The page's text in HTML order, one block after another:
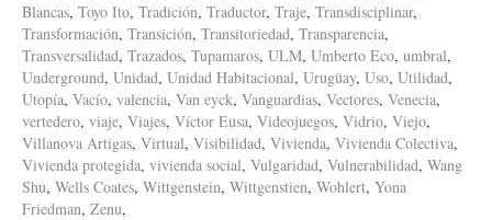
Blancas, Toyo Ito, Tradición, Traductor, Traje, Transdisciplinar,
Transformación, Transición, Transitoriedad, Transparencia,
Transversalidad, Trazados, Tupamaros, ULM, Umberto Eco, umbral,
Underground, Unidad, Unidad Habitacional, Urugüay, Uso, Utilidad,
Utopía, Vacío, valencia, Van eyck, Vanguardias, Vectores, Venecia,
vertedero, viaje, Viajes, Víctor Eusa, Videojuegos, Vidrio, Viejo,
Villanova Artigas, Virtual, Visibilidad, Vivienda, Vivienda Colectiva,
Vivienda protegida, vivienda social, Vulgaridad, Vulnerabilidad, Wang
Shu, Wells Coates, Wittgenstein, Wittgenstien, Wohlert, Yona
Friedman, Zenu,